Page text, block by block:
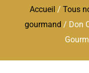
Accueil / Tous
gourmand / Don